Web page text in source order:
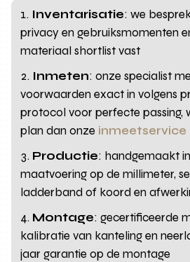
Inventarisatie: we
privacy en gebruiksmomenten
materiaal shortlist vast
Inmeten: onze specialist
voorwaarden exact in volgens
protocol voor perfecte passing,
plan dan onze inmeetservice
Productie: handgemaakt
maatvoering op de millimeter,
ladderband of koord en
Montage: gecertificeerde
kalibratie van kanteling en
jaar garantie op de montage